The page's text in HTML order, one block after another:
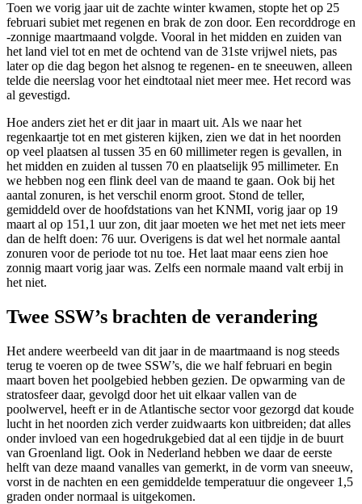
Toen we vorig jaar uit de zachte winter kwamen, stopte het op 25
februari subiet met regenen en brak de zon door. Een recorddroge en
-zonnige maartmaand volgde. Vooral in het midden en zuiden van
het land viel tot en met de ochtend van de 31ste vrijwel niets, pas
later op die dag begon het alsnog te regenen- en te sneeuwen, alleen
telde die neerslag voor het eindtotaal niet meer mee. Het record was
al gevestigd.
Hoe anders ziet het er dit jaar in maart uit. Als we naar het
regenkaartje tot en met gisteren kijken, zien we dat in het noorden
op veel plaatsen al tussen 35 en 60 millimeter regen is gevallen, in
het midden en zuiden al tussen 70 en plaatselijk 95 millimeter. En
we hebben nog een flink deel van de maand te gaan. Ook bij het
aantal zonuren, is het verschil enorm groot. Stond de teller,
gemiddeld over de hoofdstations van het KNMI, vorig jaar op 19
maart al op 151,1 uur zon, dit jaar moeten we het met net iets meer
dan de helft doen: 76 uur. Overigens is dat wel het normale aantal
zonuren voor de periode tot nu toe. Het laat maar eens zien hoe
zonnig maart vorig jaar was. Zelfs een normale maand valt erbij in
het niet.
Twee SSW’s brachten de verandering
Het andere weerbeeld van dit jaar in de maartmaand is nog steeds
terug te voeren op de twee SSW’s, die we half februari en begin
maart boven het poolgebied hebben gezien. De opwarming van de
stratosfeer daar, gevolgd door het uit elkaar vallen van de
poolwervel, heeft er in de Atlantische sector voor gezorgd dat koude
lucht in het noorden zich verder zuidwaarts kon uitbreiden; dat alles
onder invloed van een hogedrukgebied dat al een tijdje in de buurt
van Groenland ligt. Ook in Nederland hebben we daar de eerste
helft van deze maand vanalles van gemerkt, in de vorm van sneeuw,
vorst in de nachten en een gemiddelde temperatuur die ongeveer 1,5
graden onder normaal is uitgekomen.